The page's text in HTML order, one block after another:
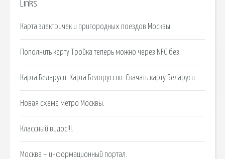
Links
Карта электричек и пригородных поездов Москвы.
Пополнить карту Тройка теперь можно через NFC без.
Карта Беларуси. Карта Белоруссии. Скачать карту Беларуси.
Новая схема метро Москвы.
Классный видос!!!.
Москва – информационный портал.